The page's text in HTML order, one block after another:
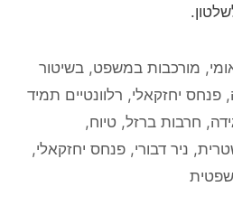
, מורכבות במשפט, בשיטור
, פנחס יחזקאלי, רלוונטיים תמיד
, חרבות ברזל,טיוח,
, ניר דבורי, פנחס יחזקאלי,